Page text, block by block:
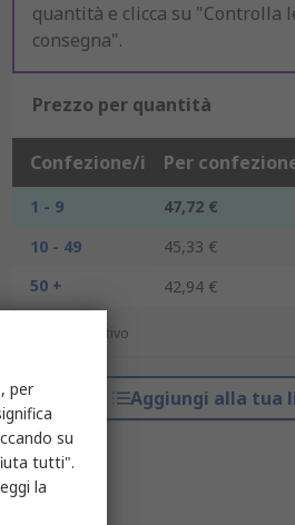
quantità e clicca su "Controlla
consegna".
Prezzo per quantità
Confezione/i Per
1 - 9 47,72 €
10 - 49
45,33 €
50 +
42,94 €
*prezzo indicativo
Aggiungi alla tua
per
su
tutti".
la